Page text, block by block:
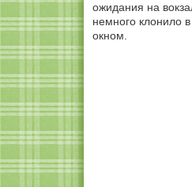
ожидания на
немного клонило
окном.